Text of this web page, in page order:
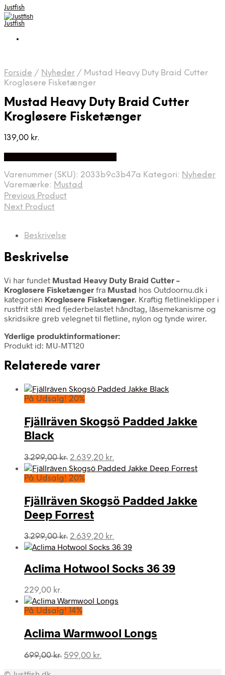
Justfish
Justfish
Forside / Nyheder / Mustad Heavy Duty Braid Cutter
Krogløsere Fisketænger
Mustad Heavy Duty Braid Cutter
Krogløsere Fisketænger
139,00 kr.
Varenummer (SKU): 2033b9c3b47a Kategori: Nyheder
Varemærke: Mustad
Previous Product
Next Product
Beskrivelse
Beskrivelse
Vi har fundet Mustad Heavy Duty Braid Cutter –
Krogløsere Fisketænger fra Mustad hos Outdoornu.dk i
kategorien Krogløsere Fisketænger. Kraftig fletlineklipper i
rustfrit stål med fjederbelastet håndtag, låsemekanisme og
skridsikre greb velegnet til fletline, nylon og tynde wirer.
Yderlige produktinformationer:
Produkt id: MU-MT120
Relaterede varer
På Udsalg! 20%
Fjällräven Skogsö Padded Jakke
Black
3.299,00kr. Den
oprindelige
pris
3.299,00 kr..
2.639,20 kr.
aktuelle
2.639,20 kr..
På Udsalg! 20%
Fjällräven Skogsö Padded Jakke
Deep Forrest
3.299,00kr. Den
oprindelige
var:
3.299,00 kr..
2.639,20 kr.
aktuelle
er:
2.639,20 kr..
Aclima Hotwool Socks 36 39
229,00 kr.
På Udsalg! 14%
Aclima Warmwool Longs
699,00kr. Den
599,00 kr.